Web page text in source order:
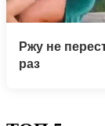
Ржу не
раз